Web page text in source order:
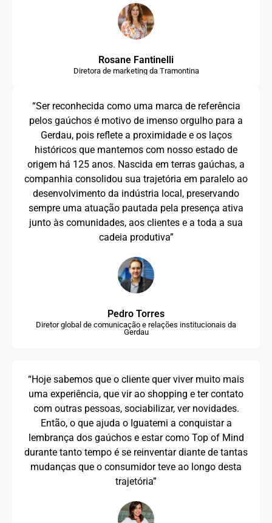
Rosane Fantinelli
Diretora de marketing da Tramontina
“Ser reconhecida como uma marca de referência
pelos gaúchos é motivo de imenso orgulho para a
Gerdau, pois reflete a proximidade e os laços
históricos que mantemos com nosso estado de
origem há 125 anos. Nascida em terras gaúchas, a
companhia consolidou sua trajetória em paralelo ao
desenvolvimento da indústria local, preservando
sempre uma atuação pautada pela presença ativa
junto às comunidades, aos clientes e a toda a sua
cadeia produtiva”
Pedro Torres
Diretor global de comunicação e relações institucionais da
Gerdau
“Hoje sabemos que o cliente quer viver muito mais
uma experiência, que vir ao shopping e ter contato
com outras pessoas, sociabilizar, ver novidades.
Então, o que ajuda o Iguatemi a conquistar a
lembrança dos gaúchos e estar como Top of Mind
durante tanto tempo é se reinventar diante de tantas
mudanças que o consumidor teve ao longo desta
trajetória”